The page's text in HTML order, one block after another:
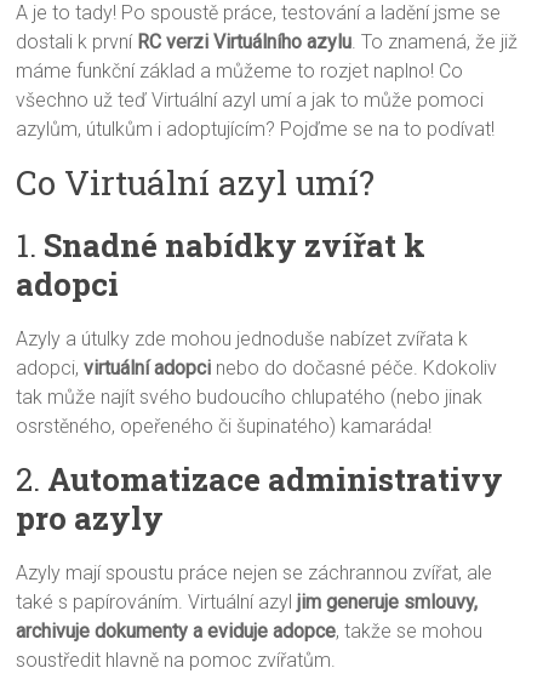
A je to tady! Po spoustě práce, testování a ladění jsme se
dostali k první RC verzi Virtuálního azylu. To znamená, že již
máme funkční základ a můžeme to rozjet naplno! Co
všechno už teď Virtuální azyl umí a jak to může pomoci
azylům, útulkům i adoptujícím? Pojďme se na to podívat!
Co Virtuální azyl umí?
1. Snadné nabídky zvířat k
adopci
Azyly a útulky zde mohou jednoduše nabízet zvířata k
adopci,virtuální adopci nebo do dočasné péče. Kdokoliv
tak může najít svého budoucího chlupatého (nebo jinak
osrstěného, opeřeného či šupinatého) kamaráda!
2. Automatizace administrativy
pro azyly
Azyly mají spoustu práce nejen se záchrannou zvířat, ale
také s papírováním. Virtuální azyljim generuje smlouvy,
archivuje dokumenty a eviduje adopce, takže se mohou
soustředit hlavně na pomoc zvířatům.